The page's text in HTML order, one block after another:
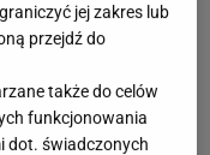
jej zakres lub
przejdź do
także do celów
funkcjonowania
dot. świadczonych